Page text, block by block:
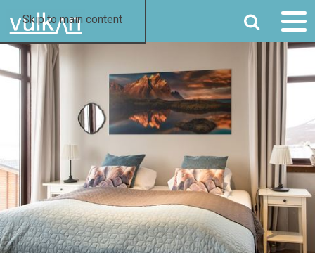
Skip to main content SØG